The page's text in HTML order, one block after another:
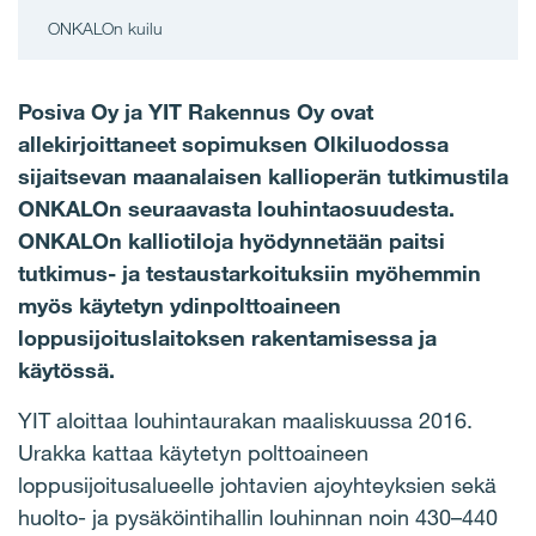
ONKALOn kuilu
Posiva Oy ja YIT Rakennus Oy ovat
allekirjoittaneet sopimuksen Olkiluodossa
sijaitsevan maanalaisen kallioperän tutkimustila
ONKALOn seuraavasta louhintaosuudesta.
ONKALOn kalliotiloja hyödynnetään paitsi
tutkimus- ja testaustarkoituksiin myöhemmin
myös käytetyn ydinpolttoaineen
loppusijoituslaitoksen rakentamisessa ja
käytössä.
YIT aloittaa louhintaurakan maaliskuussa 2016.
Urakka kattaa käytetyn polttoaineen
loppusijoitusalueelle johtavien ajoyhteyksien sekä
huolto- ja pysäköintihallin louhinnan noin 430–440